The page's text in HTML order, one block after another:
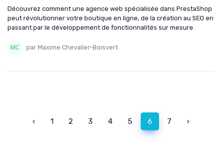
Découvrez comment une agence web spécialisée dans PrestaShop
peut révolutionner votre boutique en ligne, de la création au SEO en
passant par le développement de fonctionnalités sur mesure.
par Maxime Chevalier-Boisvert
‹ 1 2 3 4 5 6 7 ›